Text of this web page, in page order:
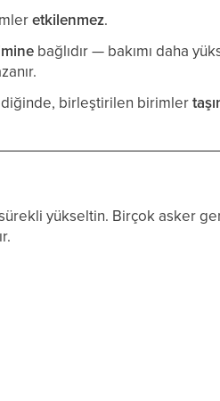
etkilenmez.
bağlıdır — bakımı daha
birleştirilen birimler
yükseltin. Birçok asker